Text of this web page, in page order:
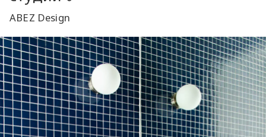
ABEZ Design